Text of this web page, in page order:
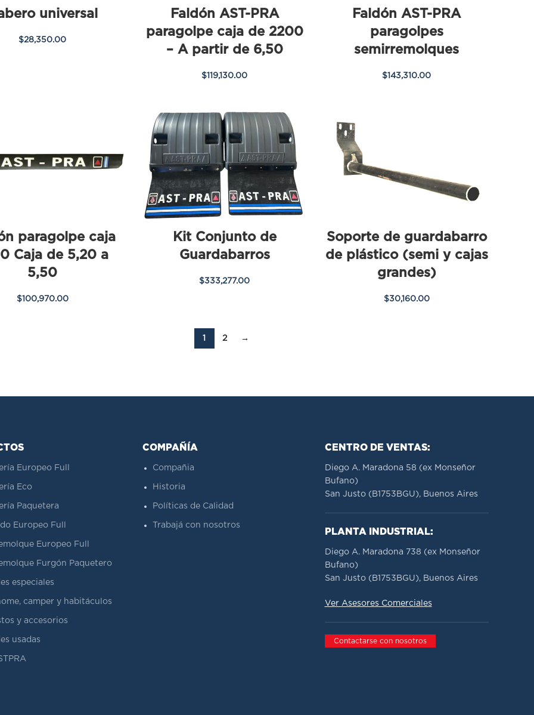
universal
$28,350.00
Faldón AST-PRA
paragolpe caja de 2200
– A partir de 6,50
$119,130.00
Faldón AST-PRA
paragolpes
semirremolques
$143,310.00
paragolpe caja
Caja de 5,20 a
5,50
$100,970.00
Kit Conjunto de
Guardabarros
$333,277.00
Soporte de guardabarro
de plástico (semi y cajas
grandes)
$30,160.00
1 2 →
Europeo Full
Eco
Paquetera
Europeo Full
Europeo Full
Furgón Paquetero
especiales
camper y habitáculos
y accesorios
usadas
COMPAÑÍA
Compañia
Historia
Políticas de Calidad
Trabajá con nosotros
CENTRO DE VENTAS:
Diego A. Maradona 58 (ex Monseñor
Bufano)
San Justo (B1753BGU), Buenos Aires
PLANTA INDUSTRIAL:
Diego A. Maradona 738 (ex Monseñor
Bufano)
San Justo (B1753BGU), Buenos Aires
Ver Asesores Comerciales
Contactarse con nosotros